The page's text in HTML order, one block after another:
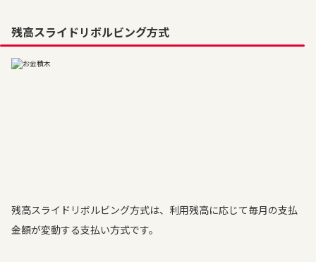
残高スライドリボルビング方式
残高スライドリボルビング方式は、利用残高に応じて毎月の支払
金額が変動する支払い方式です。